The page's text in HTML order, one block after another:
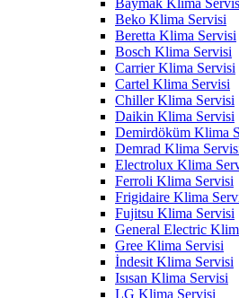
Baymak Klima
Beko Klima Servisi
Beretta Klima Servisi
Bosch Klima Servisi
Carrier Klima Servisi
Cartel Klima Servisi
Chiller Klima Servisi
Daikin Klima Servisi
Demirdöküm Klima
Demrad Klima
Electrolux Klima
Ferroli Klima Servisi
Frigidaire Klima
Fujitsu Klima Servisi
General Electric
Gree Klima Servisi
İndesit Klima Servisi
Isısan Klima Servisi
LG Klima Servisi